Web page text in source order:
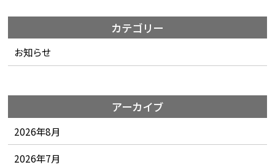
カテゴリー
お知らせ
アーカイブ
2026年8月
2026年7月